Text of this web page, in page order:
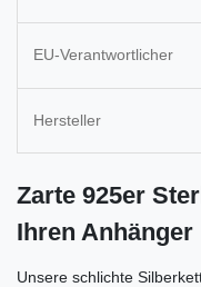
EU-Verantwortlicher
Hersteller
Zarte 925er
Ihren Anhänger
Unsere schlichte